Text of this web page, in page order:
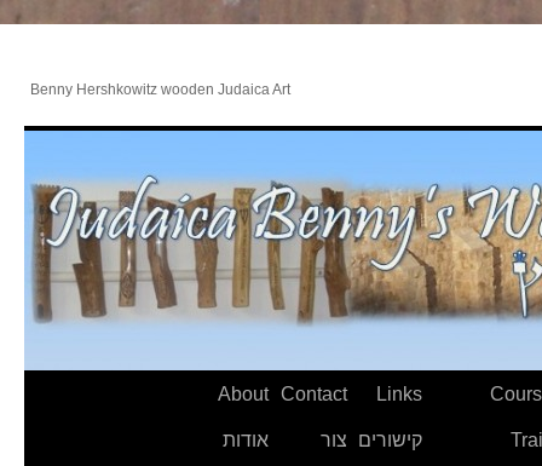
Benny Hershkowitz wooden Judaica Art
Links
קישורים
Contact
צור
About
אודות